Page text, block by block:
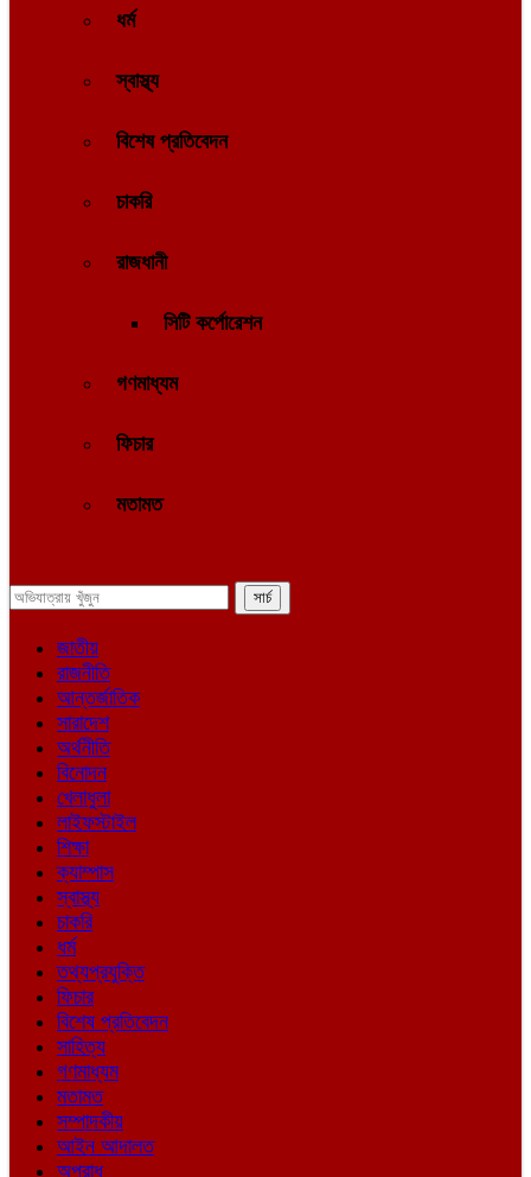
ধর্ম
স্বাস্থ্য
বিশেষ প্রতিবেদন
চাকরি
রাজধানী
সিটি কর্পোরেশন
গণমাধ্যম
ফিচার
মতামত
জাতীয়
রাজনীতি
আন্তর্জাতিক
সারাদেশ
অর্থনীতি
বিনোদন
খেলাধুলা
লাইফস্টাইল
শিক্ষা
ক্যাম্পাস
স্বাস্থ্য
চাকরি
ধর্ম
তথ্যপ্রযুক্তি
ফিচার
বিশেষ প্রতিবেদন
সাহিত্য
গণমাধ্যম
মতামত
সম্পাদকীয়
আইন আদালত
অপরাধ